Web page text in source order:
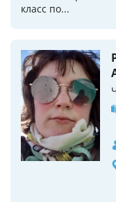
класс по...